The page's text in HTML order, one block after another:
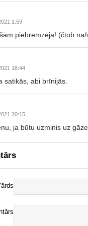
1:59
piebremzēja! (čtob
18:44
satikās, abi brīnijās.
20:15
ja būtu uzminis uz